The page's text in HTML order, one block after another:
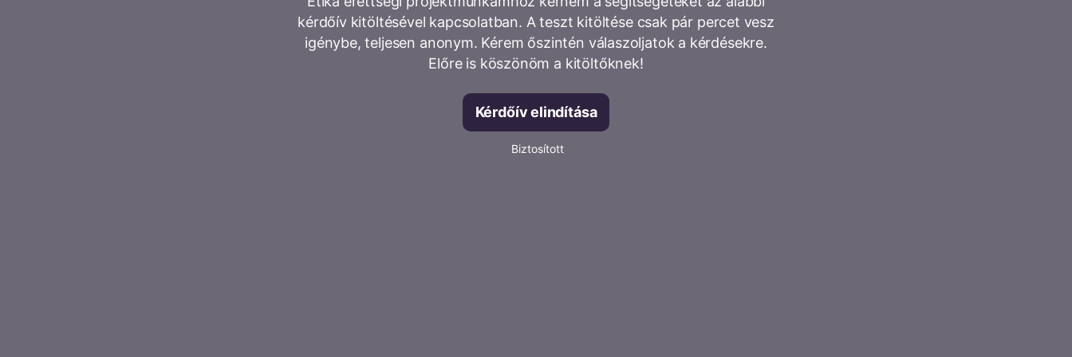
kérdőív kitöltésével kapcsolatban. A teszt kitöltése csak pár percet vesz
igénybe, teljesen anonym. Kérem őszintén válaszoljatok a kérdésekre.
Előre is köszönöm a kitöltőknek!
Kérdőív elindítása
Biztosított